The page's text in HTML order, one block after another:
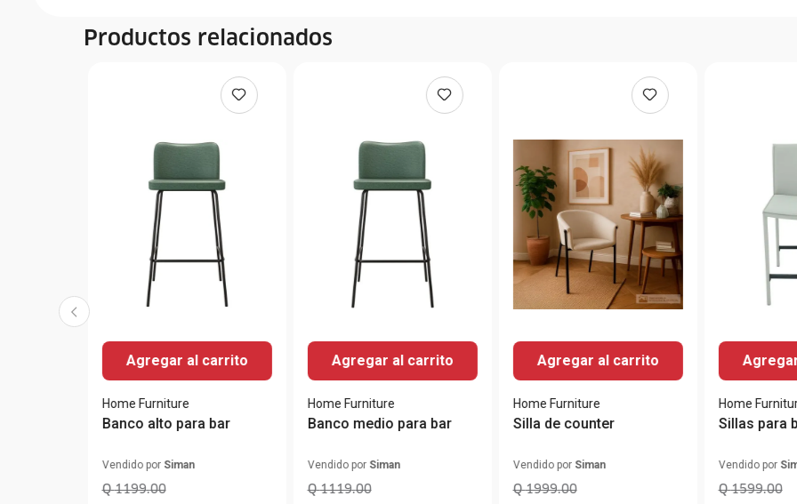
Productos relacionados
Agregar al carrito
Home Furniture
Banco alto para bar
Vendido por Siman
Q 1199.00
Agregar al carrito
Home Furniture
Banco medio para bar
Vendido por Siman
Q 1119.00
Agregar al carrito
Home Furniture
Silla de counter
Vendido por Siman
Q 1999.00
Home
Sillas para
Vendido por
Q 1599.00